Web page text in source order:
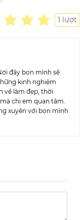
1 lượt
đây bọn mình sẽ
kinh nghiệm
về làm đẹp, thời
chị em quan tâm.
xuyên với bọn mình